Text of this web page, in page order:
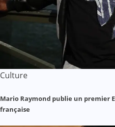
Culture
Mario Raymond publie un premier
française